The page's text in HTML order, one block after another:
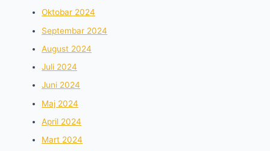
Oktobar 2024
Septembar 2024
August 2024
Juli 2024
Juni 2024
Maj 2024
April 2024
Mart 2024